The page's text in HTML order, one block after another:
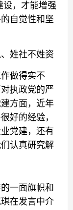
设，才能增强
自觉性和坚
姓社不姓资
做得实不
执政党的严
方面，近年
好的经验，
党建，还有
认真研究解
一面旗帜和
在发言中介